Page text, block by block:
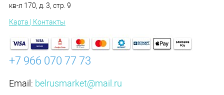
кв-л 170, д. 3, стр. 9
Карта | Контакты
+7 966 070 77 73
Email: belrusmarket@mail.ru